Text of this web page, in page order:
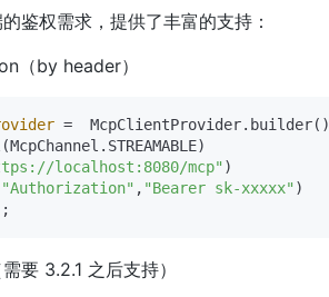
鉴权需求，提供了丰富的支持：
（by header）
=
  McpClientProvider.builder()
localhost:8080/mcp" )
"Authorization" , "Bearer sk-xxxxx" )
要 3.2.1 之后支持）